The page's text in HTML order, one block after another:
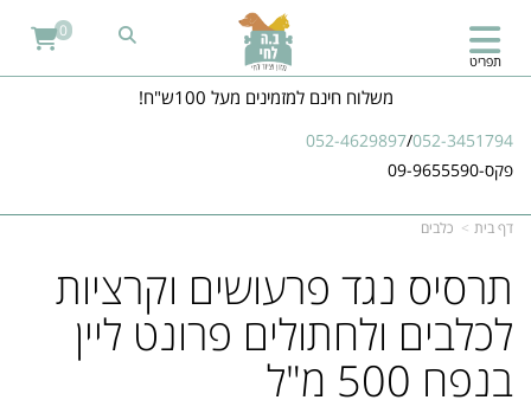
משלוח חינם למזמינים מעל 100ש"ח!
052-4629897/052-3451794
פקס-09-9655590
תפריט
0
דף בית כלבים
תרסיס נגד פרעושים וקרציות
לכלבים ולחתולים פרונט ליין
בנפח 500 מ"ל